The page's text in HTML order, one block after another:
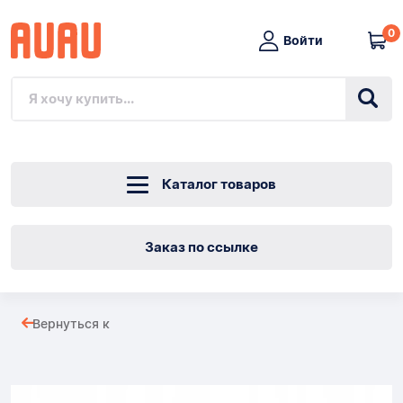
Войти
0
Каталог товаров
Заказ по ссылке
Вернуться к